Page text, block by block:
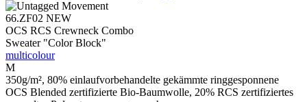
66.ZF02 NEW
OCS RCS Crewneck Combo
Sweater "Color Block"
multicolour
M
350g/m², 80% einlaufvorbehandelte gekämmte ringgesponnene
OCS Blended zertifizierte Bio-Baumwolle, 20% RCS zertifiziertes